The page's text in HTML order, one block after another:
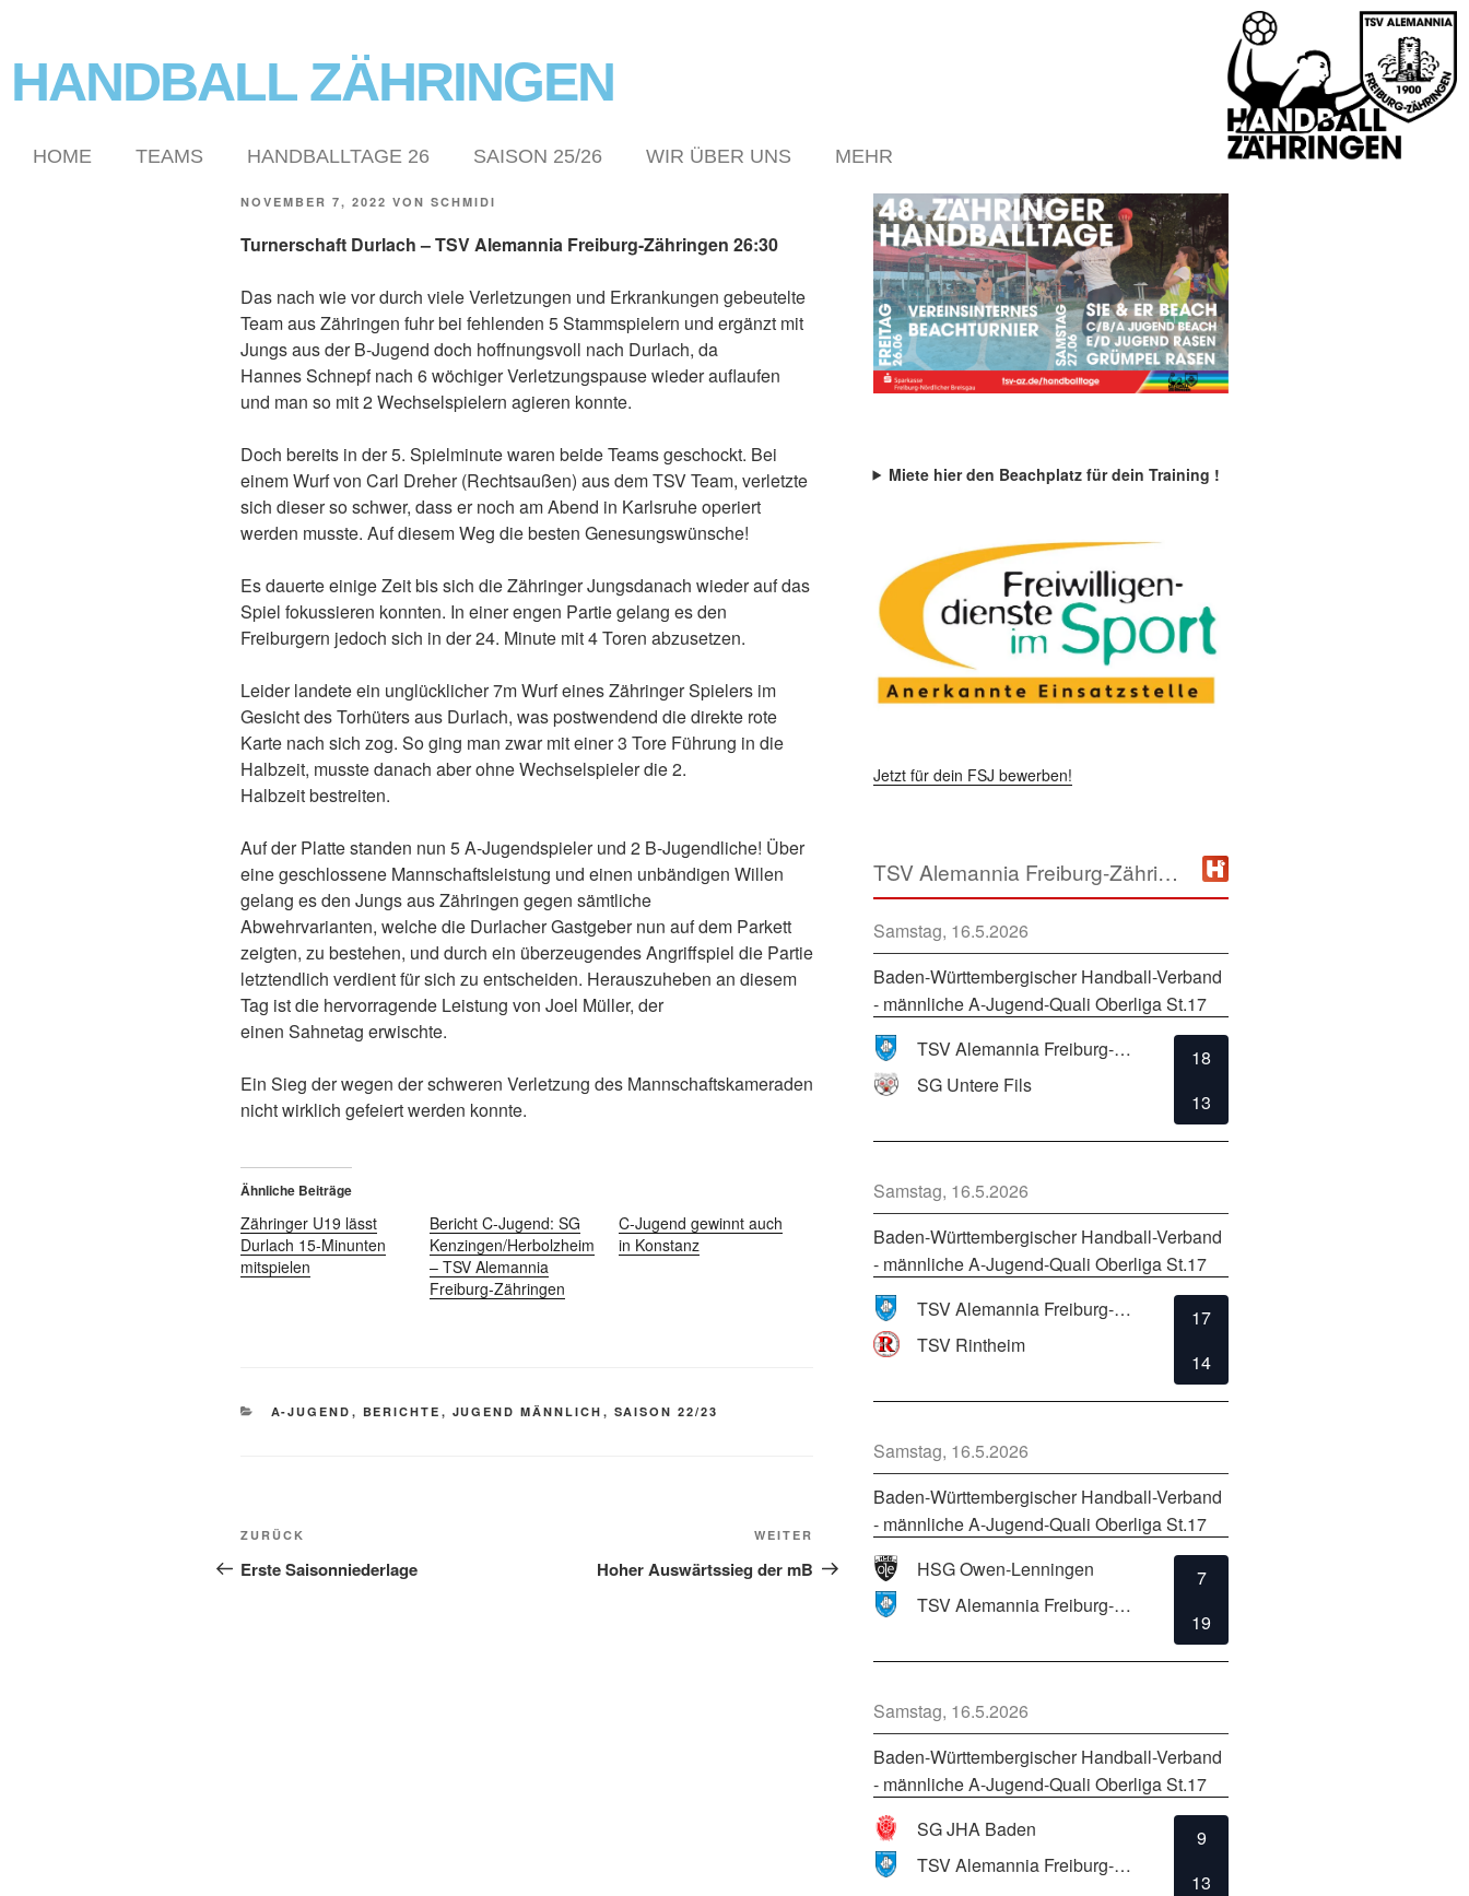
HANDBALL ZÄHRINGEN
HOME TEAMS HANDBALLTAGE 26 SAISON 25/26 WIR ÜBER UNS MEHR
NOVEMBER 7, 2022 VON SCHMIDI
Turnerschaft Durlach – TSV Alemannia Freiburg-Zähringen 26:30
Das nach wie vor durch viele Verletzungen und Erkrankungen gebeutelte
Team aus Zähringen fuhr bei fehlenden 5 Stammspielern und ergänzt mit
Jungs aus der B-Jugend doch hoffnungsvoll nach Durlach, da
Hannes Schnepf nach 6 wöchiger Verletzungspause wieder auflaufen
und man so mit 2 Wechselspielern agieren konnte.
Doch bereits in der 5. Spielminute waren beide Teams geschockt. Bei
einem Wurf von Carl Dreher (Rechtsaußen) aus dem TSV Team, verletzte
sich dieser so schwer, dass er noch am Abend in Karlsruhe operiert
werden musste. Auf diesem Weg die besten Genesungswünsche!
Es dauerte einige Zeit bis sich die Zähringer Jungsdanach wieder auf das
Spiel fokussieren konnten. In einer engen Partie gelang es den
Freiburgern jedoch sich in der 24. Minute mit 4 Toren abzusetzen.
Leider landete ein unglücklicher 7m Wurf eines Zähringer Spielers im
Gesicht des Torhüters aus Durlach, was postwendend die direkte rote
Karte nach sich zog. So ging man zwar mit einer 3 Tore Führung in die
Halbzeit, musste danach aber ohne Wechselspieler die 2.
Halbzeit bestreiten.
Auf der Platte standen nun 5 A-Jugendspieler und 2 B-Jugendliche! Über
eine geschlossene Mannschaftsleistung und einen unbändigen Willen
gelang es den Jungs aus Zähringen gegen sämtliche
Abwehrvarianten, welche die Durlacher Gastgeber nun auf dem Parkett
zeigten, zu bestehen, und durch ein überzeugendes Angriffspiel die Partie
letztendlich verdient für sich zu entscheiden. Herauszuheben an diesem
Tag ist die hervorragende Leistung von Joel Müller, der
einen Sahnetag erwischte.
Ein Sieg der wegen der schweren Verletzung des Mannschaftskameraden
nicht wirklich gefeiert werden konnte.
Ähnliche Beiträge
Zähringer U19 lässt
Durlach 15-Minunten
mitspielen
Bericht C-Jugend: SG
Kenzingen/Herbolzheim
– TSV Alemannia
Freiburg-Zähringen
C-Jugend gewinnt auch
in Konstanz
A-JUGEND , BERICHTE , JUGEND MÄNNLICH , SAISON 22/23
ZURÜCK
Erste Saisonniederlage
WEITER
Hoher Auswärtssieg der mB
Miete hier den Beachplatz für dein Training !
Jetzt für dein FSJ bewerben!
TSV Alemannia Freiburg-Zähringen
Samstag, 16.5.2026
Baden-Württembergischer Handball-Verband
- männliche A-Jugend-Quali Oberliga St.17
TSV Alemannia Freiburg-Zähringen
SG Untere Fils
18
13
Samstag, 16.5.2026
Baden-Württembergischer Handball-Verband
- männliche A-Jugend-Quali Oberliga St.17
TSV Alemannia Freiburg-Zähringen
TSV Rintheim
17
14
Samstag, 16.5.2026
Baden-Württembergischer Handball-Verband
- männliche A-Jugend-Quali Oberliga St.17
HSG Owen-Lenningen
TSV Alemannia Freiburg-Zähringen
7
19
Samstag, 16.5.2026
Baden-Württembergischer Handball-Verband
- männliche A-Jugend-Quali Oberliga St.17
SG JHA Baden
TSV Alemannia Freiburg-Zähringen
9
13